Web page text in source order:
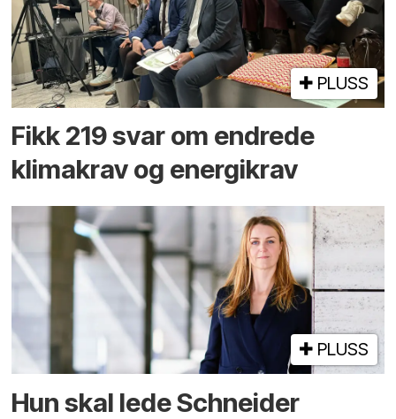
PLUSS
Fikk 219 svar om endrede
klimakrav og energikrav
PLUSS
Hun skal lede Schneider